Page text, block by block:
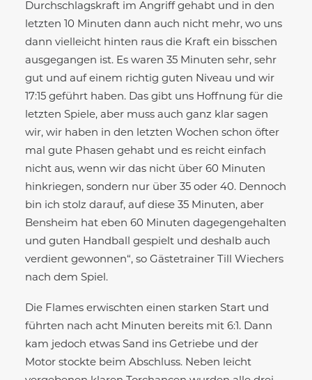
Durchschlagskraft im Angriff gehabt und in den
letzten 10 Minuten dann auch nicht mehr, wo uns
dann vielleicht hinten raus die Kraft ein bisschen
ausgegangen ist. Es waren 35 Minuten sehr, sehr
gut und auf einem richtig guten Niveau und wir
17:15 geführt haben. Das gibt uns Hoffnung für die
letzten Spiele, aber muss auch ganz klar sagen
wir, wir haben in den letzten Wochen schon öfter
mal gute Phasen gehabt und es reicht einfach
nicht aus, wenn wir das nicht über 60 Minuten
hinkriegen, sondern nur über 35 oder 40. Dennoch
bin ich stolz darauf, auf diese 35 Minuten, aber
Bensheim hat eben 60 Minuten dagegengehalten
und guten Handball gespielt und deshalb auch
verdient gewonnen“, so Gästetrainer Till Wiechers
nach dem Spiel.
Die Flames erwischten einen starken Start und
führten nach acht Minuten bereits mit 6:1. Dann
kam jedoch etwas Sand ins Getriebe und der
Motor stockte beim Abschluss. Neben leicht